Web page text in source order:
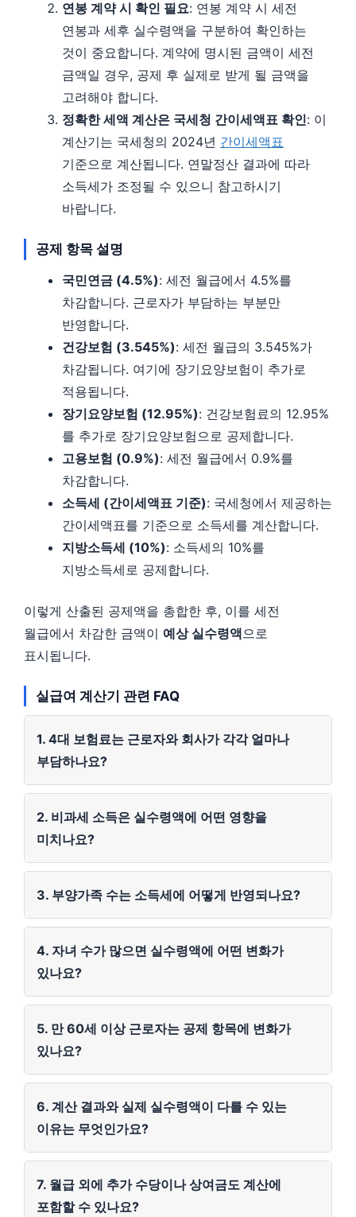
연봉 계약 시 확인 필요: 연봉 계약 시 세전
연봉과 세후 실수령액을 구분하여 확인하는
것이 중요합니다. 계약에 명시된 금액이 세전
금액일 경우, 공제 후 실제로 받게 될 금액을
고려해야 합니다.
정확한 세액 계산은 국세청 간이세액표 확인: 이
계산기는 국세청의 2024년 간이세액표
기준으로 계산됩니다. 연말정산 결과에 따라
소득세가 조정될 수 있으니 참고하시기
바랍니다.
공제 항목 설명
국민연금 (4.5%): 세전 월급에서 4.5%를
차감합니다. 근로자가 부담하는 부분만
반영합니다.
건강보험 (3.545%): 세전 월급의 3.545%가
차감됩니다. 여기에 장기요양보험이 추가로
적용됩니다.
장기요양보험 (12.95%): 건강보험료의 12.95%
를 추가로 장기요양보험으로 공제합니다.
고용보험 (0.9%): 세전 월급에서 0.9%를
차감합니다.
소득세 (간이세액표 기준): 국세청에서 제공하는
간이세액표를 기준으로 소득세를 계산합니다.
지방소득세 (10%): 소득세의 10%를
지방소득세로 공제합니다.
이렇게 산출된 공제액을 총합한 후, 이를 세전
월급에서 차감한 금액이 예상 실수령액으로
표시됩니다.
실급여 계산기 관련 FAQ
1. 4대 보험료는 근로자와 회사가 각각 얼마나
부담하나요?
2. 비과세 소득은 실수령액에 어떤 영향을
미치나요?
3. 부양가족 수는 소득세에 어떻게 반영되나요?
4. 자녀 수가 많으면 실수령액에 어떤 변화가
있나요?
5. 만 60세 이상 근로자는 공제 항목에 변화가
있나요?
6. 계산 결과와 실제 실수령액이 다를 수 있는
이유는 무엇인가요?
7. 월급 외에 추가 수당이나 상여금도 계산에
포함할 수 있나요?